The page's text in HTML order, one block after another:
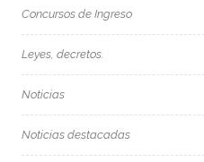
Concursos de Ingreso
Leyes, decretos.
Noticias
Noticias destacadas